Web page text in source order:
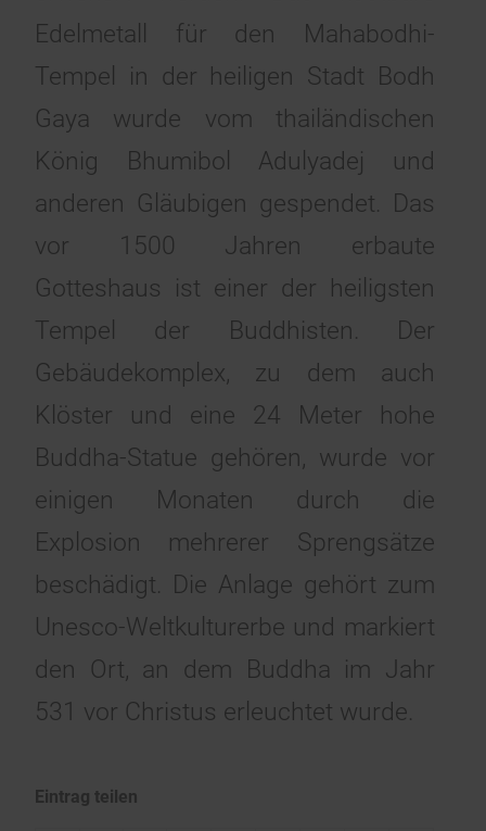
Edelmetall für den Mahabodhi-
Tempel in der heiligen Stadt Bodh
Gaya wurde vom thailändischen
König Bhumibol Adulyadej und
anderen Gläubigen gespendet. Das
vor 1500 Jahren erbaute
Gotteshaus ist einer der heiligsten
Tempel der Buddhisten. Der
Gebäudekomplex, zu dem auch
Klöster und eine 24 Meter hohe
Buddha-Statue gehören, wurde vor
einigen Monaten durch die
Explosion mehrerer Sprengsätze
beschädigt. Die Anlage gehört zum
Unesco-Weltkulturerbe und markiert
den Ort, an dem Buddha im Jahr
531 vor Christus erleuchtet wurde.
Eintrag teilen